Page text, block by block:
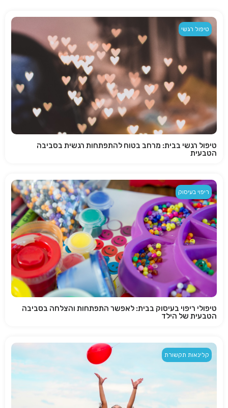
טיפול רגשי
טיפול רגשי בבית: מרחב בטוח להתפתחות רגשית בסביבה
הטבעית
ריפוי בעיסוק
טיפולי ריפוי בעיסוק בבית: לאפשר התפתחות והצלחה בסביבה
הטבעית של הילד
קלינאות תקשורת